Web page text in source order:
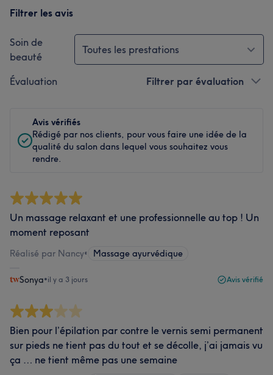
Filtrer les avis
Soin de
beauté
Toutes les prestations
Évaluation Filtrer par évaluation
Avis vérifiés
Rédigé par nos clients, pour vous faire une idée de la
qualité du salon dans lequel vous souhaitez vous
rendre.
Un massage relaxant et une professionnelle au top ! Un
moment reposant
Réalisé par Nancy• Massage ayurvédique
Sonya•il y a 3 jours Avis vérifié
Bien pour l’épilation par contre le vernis semi permanent
sur pieds ne tient pas du tout et se décolle, j’ai jamais vu
ça … ne tient même pas une semaine